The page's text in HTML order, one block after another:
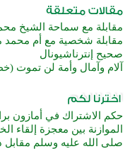
مقابلة مع سماحة الشيخ
مقابلة شخصية مع أم محمد
صحيح إنترناشيونال
آلام وآمال وأمة لن تموت
حكم الاشتراك في أمازون
الموازنة بين معجزة إلقاء
صلى الله عليه وسلم مقابل